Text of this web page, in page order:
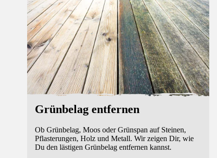
Grünbelag entfernen
Ob Grünbelag, Moos oder Grünspan auf Steinen,
Pflasterungen, Holz und Metall. Wir zeigen Dir, wie
Du den lästigen Grünbelag entfernen kannst.